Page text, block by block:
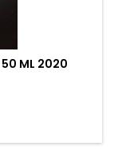
50 ML 2020